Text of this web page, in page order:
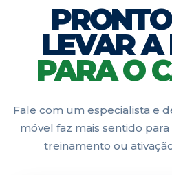
LEVAR A
PARA O
Fale com um especialista e
móvel faz mais sentido
treinamento ou